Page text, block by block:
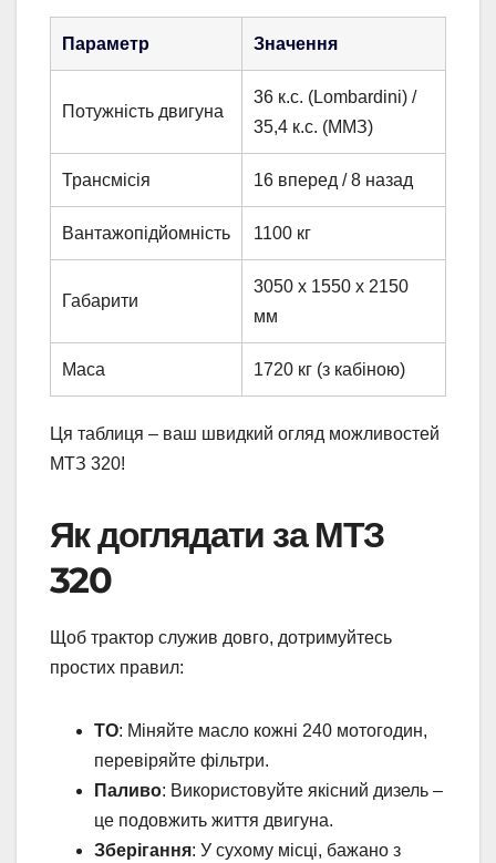
Параметр Значення
Потужність двигуна
36 к.с. (Lombardini) /
35,4 к.с. (ММЗ)
Трансмісія 16 вперед / 8 назад
Вантажопідйомність 1100 кг
Габарити
3050 x 1550 x 2150
мм
Маса 1720 кг (з кабіною)
Ця таблиця – ваш швидкий огляд можливостей
МТЗ 320!
Як доглядати за МТЗ
320
Щоб трактор служив довго, дотримуйтесь
простих правил:
ТО: Міняйте масло кожні 240 мотогодин,
перевіряйте фільтри.
Паливо: Використовуйте якісний дизель –
це подовжить життя двигуна.
Зберігання: У сухому місці, бажано з